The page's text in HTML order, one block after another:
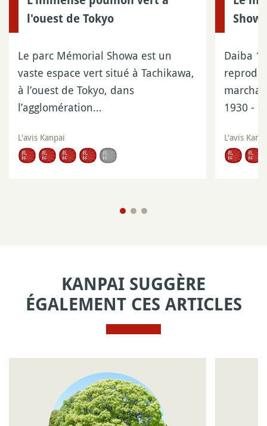
l'ouest de Tokyo
Le parc Mémorial Showa est un
vaste espace vert situé à Tachikawa,
à l’ouest de Tokyo, dans
l’agglomération…
L'avis Kanpai
Daiba
1930 -
L'avis
KANPAI SUGGÈRE
ÉGALEMENT CES ARTICLES